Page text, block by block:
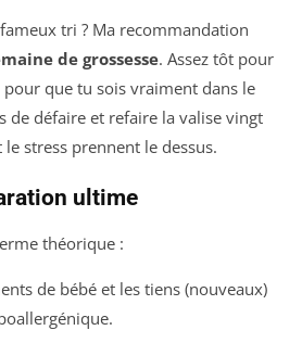
tri ? Ma recommandation
de grossesse. Assez tôt pour
pour que tu sois vraiment dans le
de défaire et refaire la valise vingt
stress prennent le dessus.
ultime
théorique :
de bébé et les tiens (nouveaux)